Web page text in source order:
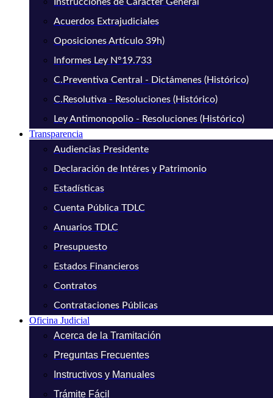
Acuerdos Extrajudiciales
Oposiciones Artículo 39h)
Informes Ley N°19.733
C.Preventiva Central - Dictámenes (Histórico)
C.Resolutiva - Resoluciones (Histórico)
Ley Antimonopolio - Resoluciones (Histórico)
Transparencia
Audiencias Presidente
Declaración de Intéres y Patrimonio
Estadísticas
Cuenta Pública TDLC
Anuarios TDLC
Presupuesto
Estados Financieros
Contratos
Contrataciones Públicas
Oficina Judicial
Acerca de la Tramitación
Preguntas Frecuentes
Instructivos y Manuales
Trámite Fácil